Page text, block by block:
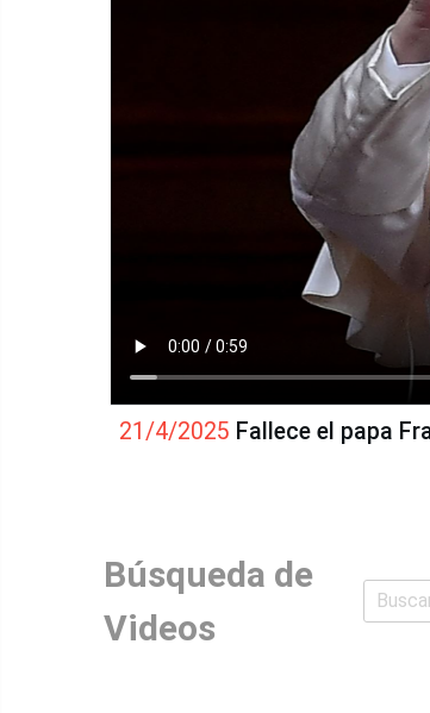
21/4/2025 Fallece el papa
Búsqueda de
Videos